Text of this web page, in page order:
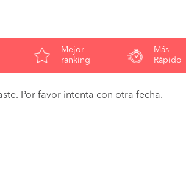
Mejor
ranking
Más
Rápido
Por favor intenta con otra fecha.